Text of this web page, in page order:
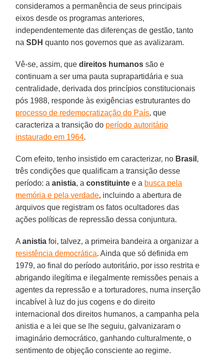
consideramos a permanência de seus principais
eixos desde os programas anteriores,
independentemente das diferenças de gestão, tanto
naSDH quanto nos governos que as avalizaram.
Vê-se, assim, quedireitos humanos são e
continuam a ser uma pauta suprapartidária e sua
centralidade, derivada dos princípios constitucionais
pós 1988, responde às exigências estruturantes do
processo de redemocratização do País, que
caracteriza a transição do período autoritário
instaurado em 1964.
Com efeito, tenho insistido em caracterizar, no Brasil ,
três condições que qualificam a transição desse
período: aanistia, aconstituinte e a busca pela
memória e pela verdade, incluindo a abertura de
arquivos que registram os fatos ocultadores das
ações políticas de repressão dessa conjuntura.
Aanistia foi, talvez, a primeira bandeira a organizar a
resistência democrática. Ainda que só definida em
1979, ao final do período autoritário, por isso restrita e
abrigando ilegítima e ilegalmente remissões penais a
agentes da repressão e a torturadores, numa inserção
incabível à luz do jus cogens e do direito
internacional dos direitos humanos, a campanha pela
anistia e a lei que se lhe seguiu, galvanizaram o
imaginário democrático, ganhando culturalmente, o
sentimento de objeção consciente ao regime.